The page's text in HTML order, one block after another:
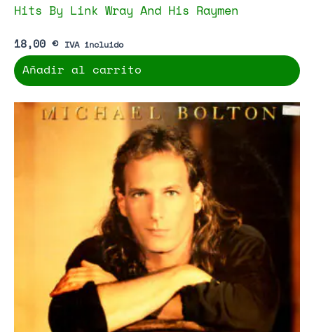
Hits By Link Wray And His Raymen
18,00 € IVA incluido
Añadir al carrito